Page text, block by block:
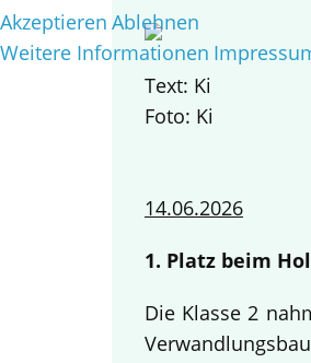
Text: Ki
Foto: Ki
14.06.2026
1. Platz beim
Die Klasse 2
Akzeptieren Ablehnen
Weitere Informationen